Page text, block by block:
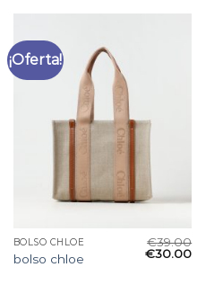
¡Oferta!
BOLSO CHLOE
bolso chloe
€39.00
€30.00